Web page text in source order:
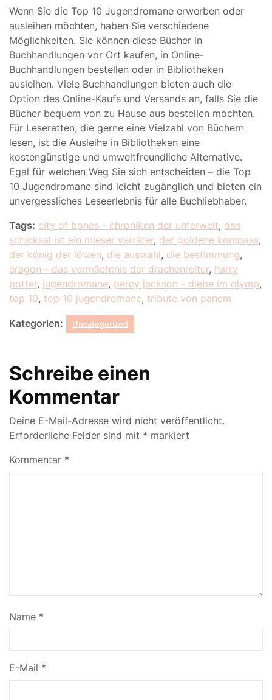
Wenn Sie die Top 10 Jugendromane erwerben oder
ausleihen möchten, haben Sie verschiedene
Möglichkeiten. Sie können diese Bücher in
Buchhandlungen vor Ort kaufen, in Online-
Buchhandlungen bestellen oder in Bibliotheken
ausleihen. Viele Buchhandlungen bieten auch die
Option des Online-Kaufs und Versands an, falls Sie die
Bücher bequem von zu Hause aus bestellen möchten.
Für Leseratten, die gerne eine Vielzahl von Büchern
lesen, ist die Ausleihe in Bibliotheken eine
kostengünstige und umweltfreundliche Alternative.
Egal für welchen Weg Sie sich entscheiden – die Top
10 Jugendromane sind leicht zugänglich und bieten ein
unvergessliches Leseerlebnis für alle Buchliebhaber.
Tags: city of bones - chroniken der unterwelt, das
schicksal ist ein mieser verräter, der goldene kompass,
der könig der löwen, die auswahl, die bestimmung,
eragon - das vermächtnis der drachenreiter, harry
potter, jugendromane, percy jackson - diebe im olymp,
top 10, top 10 jugendromane, tribute von panem
Kategorien: Uncategorized
Schreibe einen
Kommentar
Deine E-Mail-Adresse wird nicht veröffentlicht.
Erforderliche Felder sind mit * markiert
Kommentar *
Name *
E-Mail *